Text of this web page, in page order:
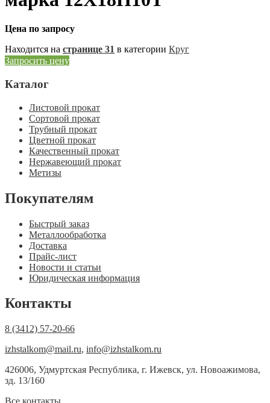
Цена по запросу
Находится на странице 31 в категории Круг
Запросить цену
Каталог
Листовой прокат
Сортовой прокат
Трубный прокат
Цветной прокат
Качественный прокат
Нержавеющий прокат
Метизы
Покупателям
Быстрый заказ
Металлообработка
Доставка
Прайс-лист
Новости и статьи
Юридическая информация
Контакты
8 (3412) 57-20-66
izhstalkom@mail.ru, info@izhstalkom.ru
426006, Удмуртская Республика, г. Ижевск, ул. Новоажимова,
зд. 13/160